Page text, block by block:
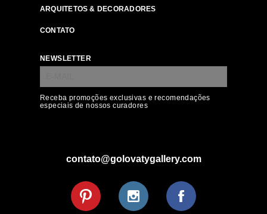
ARQUITETOS & DECORADORES
CONTATO
NEWSLETTER
Receba promoções exclusivas e recomendações
especiais de nossos curadores
contato@golovatygallery.com